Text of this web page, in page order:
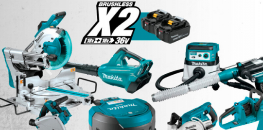
Previous